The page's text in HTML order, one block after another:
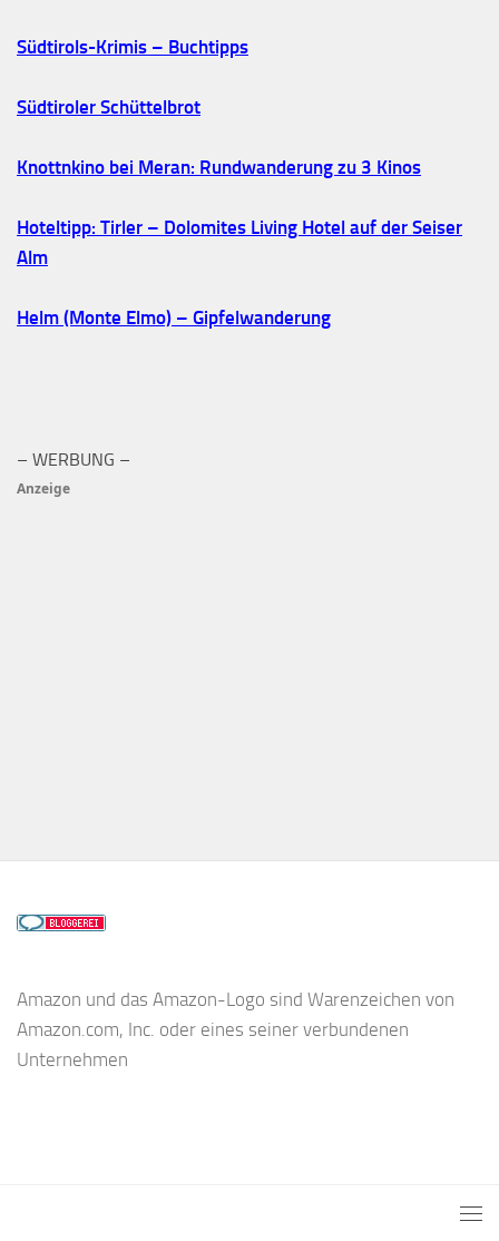
Südtirols-Krimis – Buchtipps
Südtiroler Schüttelbrot
Knottnkino bei Meran: Rundwanderung zu 3 Kinos
Hoteltipp: Tirler – Dolomites Living Hotel auf der Seiser
Alm
Helm (Monte Elmo) – Gipfelwanderung
– WERBUNG –
Anzeige
Amazon und das Amazon-Logo sind Warenzeichen von
Amazon.com, Inc. oder eines seiner verbundenen
Unternehmen